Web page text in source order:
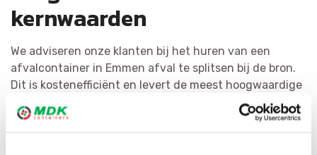
kernwaarden
We adviseren onze klanten bij het huren van een
afvalcontainer in Emmen afval te splitsen bij de bron.
Dit is kostenefficiënt en levert de meest hoogwaardige
grondstoffen op. Het hergebruiken van afval is voor
MDK Containers erg belangrijk. We verdelen vuilnis zo